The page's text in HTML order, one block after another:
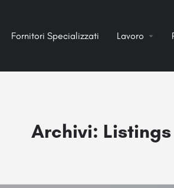
Fornitori Specializzati Lavoro
Archivi: Listings